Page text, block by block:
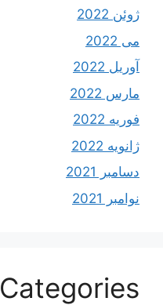
ژوئن 2022
می 2022
آوریل 2022
مارس 2022
فوریه 2022
ژانویه 2022
دسامبر 2021
نوامبر 2021
Categories